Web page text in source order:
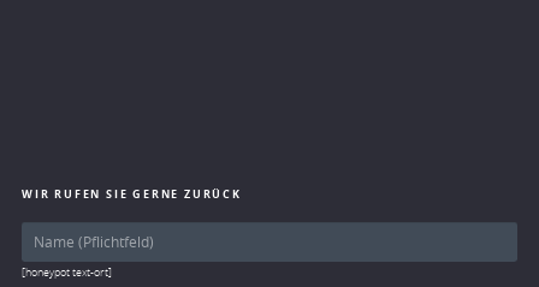
WIR RUFEN SIE GERNE ZURÜCK
[honeypot text-ort]